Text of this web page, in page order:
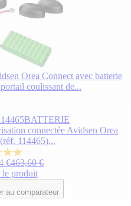
Orea Connect avec batterie
coulissant de...
dépend
des
options
choisies
sur
la
page
du
connectée Avidsen Orea
114465)...
4.0
sur
5
étoiles.
2
€ Prix normal
463,60 €
le produit
au comparateur